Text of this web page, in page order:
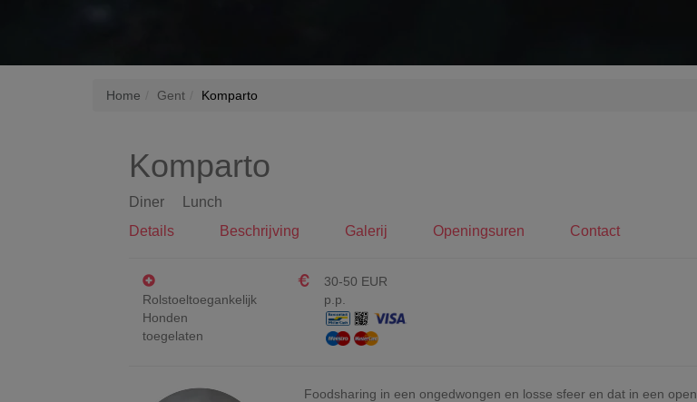
Home Gent Komparto
Komparto
Diner
Lunch
Details
Beschrijving Galerij Openingsuren Contact
Rolstoeltoegankelijk
Honden
toegelaten
30-50 EUR
p.p.
Foodsharing in een ongedwongen en losse sfeer en dat in een open